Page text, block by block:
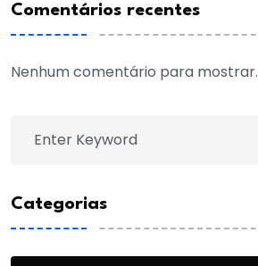
Comentários recentes
Nenhum comentário para mostrar.
Categorias